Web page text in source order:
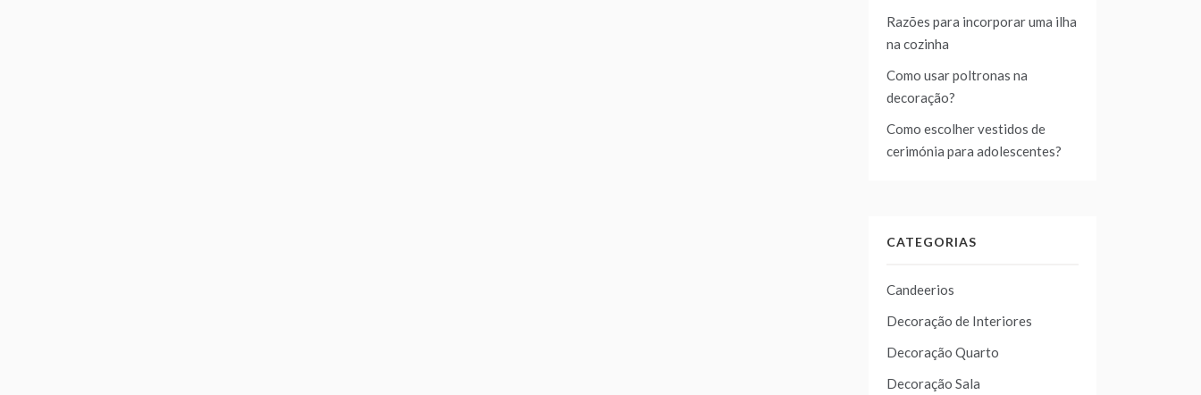
Razões para incorporar uma ilha
na cozinha
Como usar poltronas na
decoração?
Como escolher vestidos de
cerimónia para adolescentes?
CATEGORIAS
Candeerios
Decoração de Interiores
Decoração Quarto
Decoração Sala